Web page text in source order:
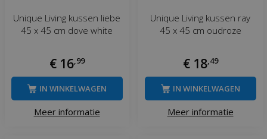
Unique Living kussen liebe
45 x 45 cm dove white
€ 16,99
Meer informatie
IN WINKELWAGEN
Unique Living kussen ray
45 x 45 cm oudroze
€ 18,49
Meer informatie
IN WINKELWAGEN